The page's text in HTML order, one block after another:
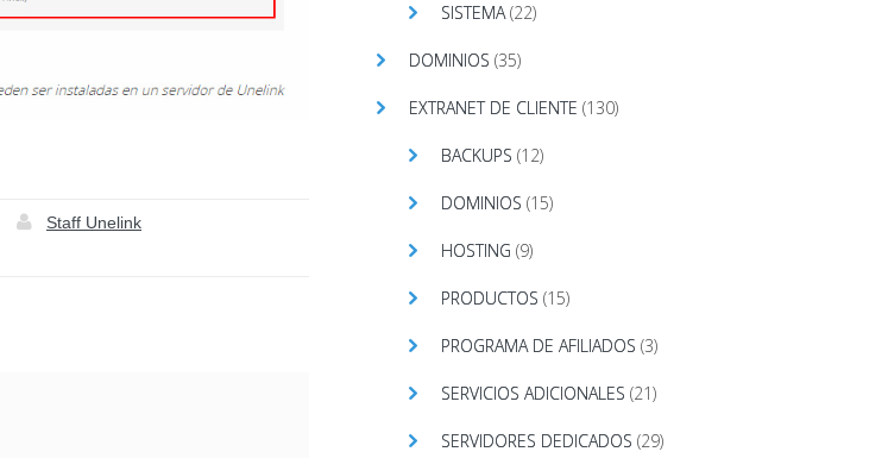
Staff Unelink
SISTEMA(22)
DOMINIOS (35)
EXTRANET DE CLIENTE (130)
BACKUPS (12)
DOMINIOS (15)
HOSTING (9)
PRODUCTOS (15)
PROGRAMA DE AFILIADOS (3)
SERVICIOS ADICIONALES (21)
SERVIDORES DEDICADOS (29)